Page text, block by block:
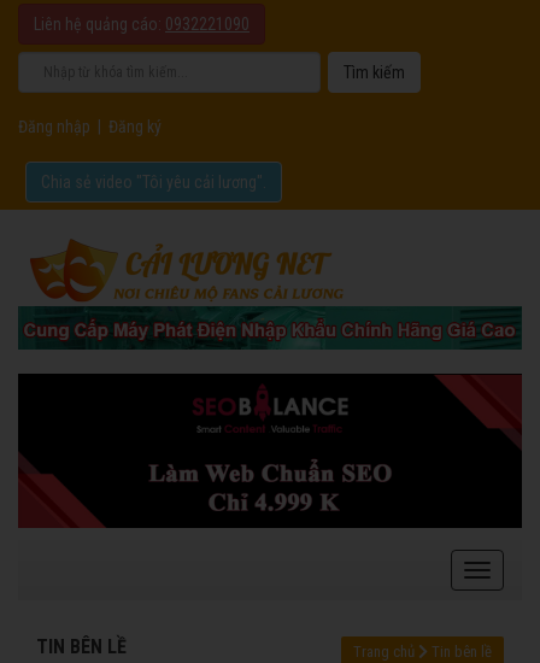
Liên hệ quảng cáo: 0932221090
Đăng nhập Đăng ký
Chia sẻ video "Tôi yêu cải lương".
TIN BÊN LỀ Trang chủ Tin bên lề